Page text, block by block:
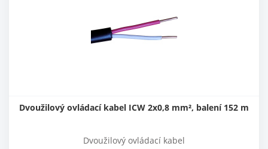
Dvoužilový ovládací kabel ICW 2x0,8 mm², balení 152 m
Dvoužilový ovládací kabel